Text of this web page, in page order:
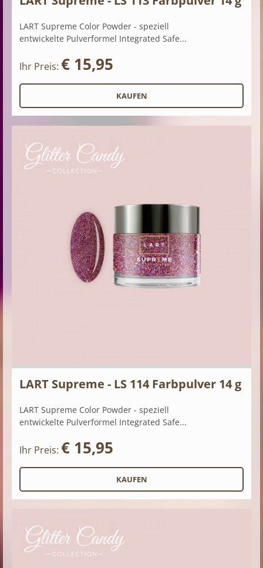
LART Supreme Color Powder - speziell
entwickelte Pulverformel Integrated Safe...
Ihr Preis: € 15,95
LART Supreme - LS 114 Farbpulver 14 g
LART Supreme Color Powder - speziell
entwickelte Pulverformel Integrated Safe...
Ihr Preis: € 15,95